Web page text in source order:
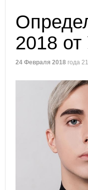
2018
24 Февраля 2018 года